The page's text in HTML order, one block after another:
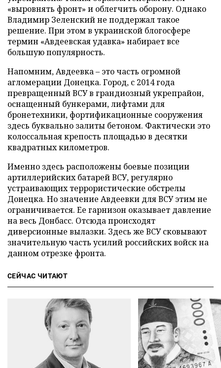
«выровнять фронт» и облегчить оборону. Однако
Владимир Зеленский не поддержал такое
решение. При этом в украинской блогосфере
термин «Авдеевская удавка» набирает все
большую популярность.
Напомним, Авдеевка – это часть огромной
агломерации Донецка. Город, с 2014 года
превращенный ВСУ в грандиозный укрепрайон,
оснащенный бункерами, лифтами для
бронетехники, фортификационные сооружения
здесь буквально залиты бетоном. Фактически это
колоссальная крепость площадью в десятки
квадратных километров.
Именно здесь расположены боевые позиции
артиллерийских батарей ВСУ, регулярно
устраивающих террористические обстрелы
Донецка. Но значение Авдеевки для ВСУ этим не
ограничивается. Ее гарнизон оказывает давление
на весь Донбасс. Отсюда происходят
диверсионные вылазки. Здесь же ВСУ сковывают
значительную часть усилий российских войск на
данном отрезке фронта.
СЕЙЧАС ЧИТАЮТ